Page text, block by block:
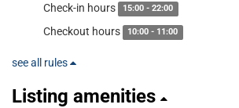
Check-in hours 15:00 - 22:00
Checkout hours 10:00 - 11:00
see all rules
Listing amenities